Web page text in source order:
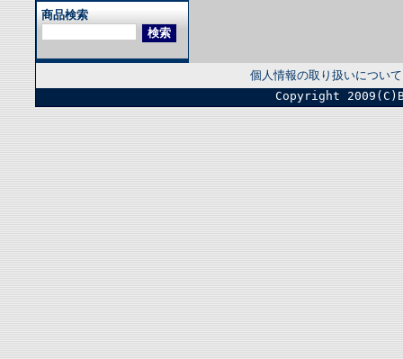
商品検索
個人情報の取り扱いについて
Copyright